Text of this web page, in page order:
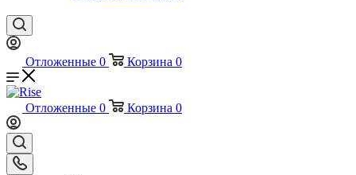
Отложенные 0 Корзина 0
Отложенные 0 Корзина 0